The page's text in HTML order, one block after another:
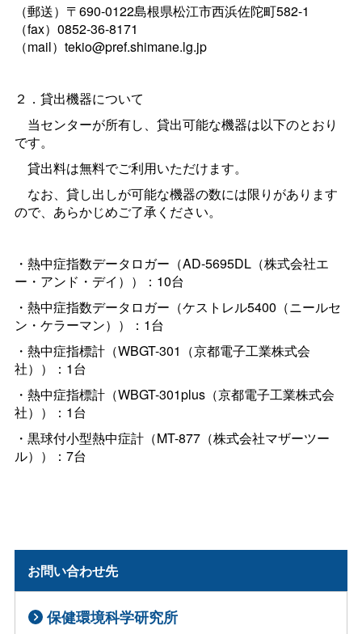
（郵送）〒690-0122島根県松江市西浜佐陀町582-1
（fax）0852-36-8171
（mail）tekio@pref.shimane.lg.jp
２．貸出機器について
当センターが所有し、貸出可能な機器は以下のとおり
です。
貸出料は無料でご利用いただけます。
なお、貸し出しが可能な機器の数には限りがあります
ので、あらかじめご了承ください。
・熱中症指数データロガー（AD-5695DL（株式会社エ
ー・アンド・デイ））：10台
・熱中症指数データロガー（ケストレル5400（ニールセ
ン・ケラーマン））：1台
・熱中症指標計（WBGT-301（京都電子工業株式会
社））：1台
・熱中症指標計（WBGT-301plus（京都電子工業株式会
社））：1台
・黒球付小型熱中症計（MT-877（株式会社マザーツー
ル））：7台
お問い合わせ先
保健環境科学研究所